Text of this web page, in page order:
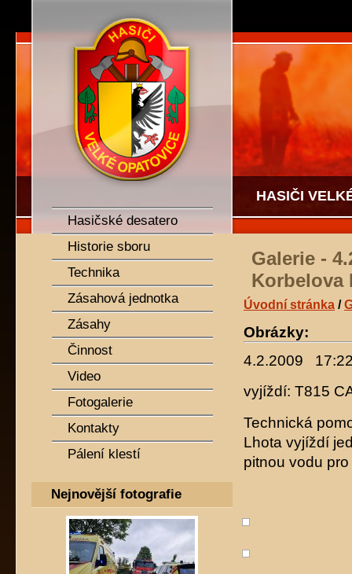
HASIČI
Galerie -
Korbelova
Úvodní stránka /
Obrázky:
4.2.2009
vyjíždí: T815
Technická
Lhota vyjíždí
pitnou vodu
SDH Velké Opatovice
Hasičské desatero
Historie sboru
Technika
Zásahová jednotka
Zásahy
Činnost
Video
Fotogalerie
Kontakty
Pálení klestí
Nejnovější fotografie